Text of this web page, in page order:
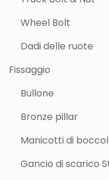
Wheel Bolt
Dadi delle ruote
Fissaggio
Bullone
Bronze pillar
Manicotti di
Gancio di scarico